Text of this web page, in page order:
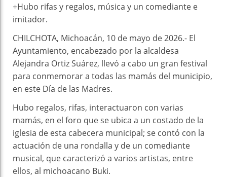
+Hubo rifas y regalos, música y un comediante e
imitador.
CHILCHOTA, Michoacán, 10 de mayo de 2026.- El
Ayuntamiento, encabezado por la alcaldesa
Alejandra Ortiz Suárez, llevó a cabo un gran festival
para conmemorar a todas las mamás del municipio,
en este Día de las Madres.
Hubo regalos, rifas, interactuaron con varias
mamás, en el foro que se ubica a un costado de la
iglesia de esta cabecera municipal; se contó con la
actuación de una rondalla y de un comediante
musical, que caracterizó a varios artistas, entre
ellos, al michoacano Buki.